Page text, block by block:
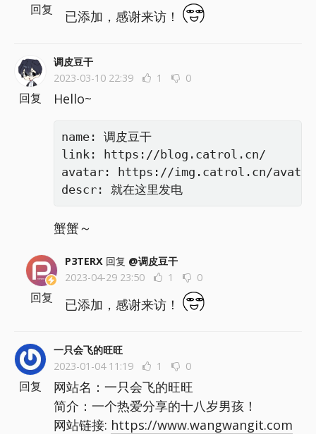
已添加，感谢来访！
回复
调皮豆干
2023-03-10 22:39
1 0
Hello~
name: 调皮豆干
link: https://blog.catrol.cn/
avatar: https://img.catrol.cn/
descr: 就在这里发电
蟹蟹～
回复
P3TERX 回复 @调皮豆干
2023-04-29 23:50
1 0
已添加，感谢来访！
回复
一只会飞的旺旺
2023-01-04 11:19
1 0
网站名：一只会飞的旺旺
简介：一个热爱分享的十八岁男孩！
网站链接: https://www.wangwangit.com
回复